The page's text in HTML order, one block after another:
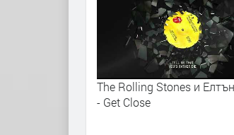
The Rolling Stones - Angry